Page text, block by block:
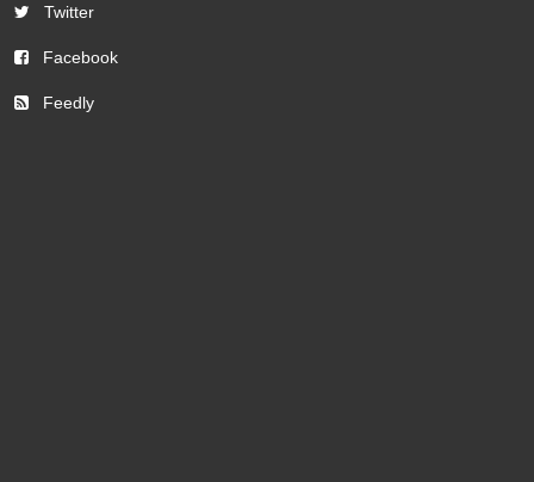
Twitter
Facebook
Feedly